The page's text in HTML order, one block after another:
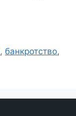
,банкротство,